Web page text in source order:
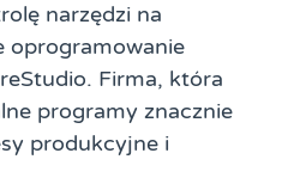
narzędzi na
oprogramowanie
Firma, która
programy znacznie
produkcyjne i